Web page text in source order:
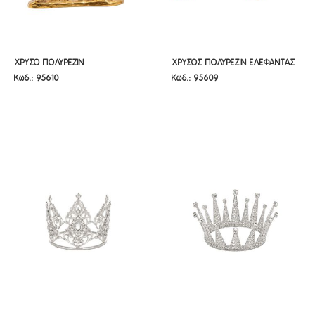
ΧΡΥΣΟ ΠΟΛΥΡΕΖΙΝ
ΔΙΑΚΟΣΜΗΤΙΚΟ ΑΛΟΓΟ
ΧΡΥΣΟ ΠΟΛΥΡΕΖΙΝ
ΔΙΑΚΟΣΜΗΤΙΚΟ ΑΛΟΓΟ
Κωδ.: 95610
ΧΡΥΣΟΣ ΠΟΛΥΡΕΖΙΝ ΕΛΕΦΑΝΤΑΣ
20Χ10Χ16ΕΚ
ΧΡΥΣΟΣ ΠΟΛΥΡΕΖΙΝ ΕΛΕΦΑΝΤΑΣ
20Χ10Χ16ΕΚ
Κωδ.: 95609